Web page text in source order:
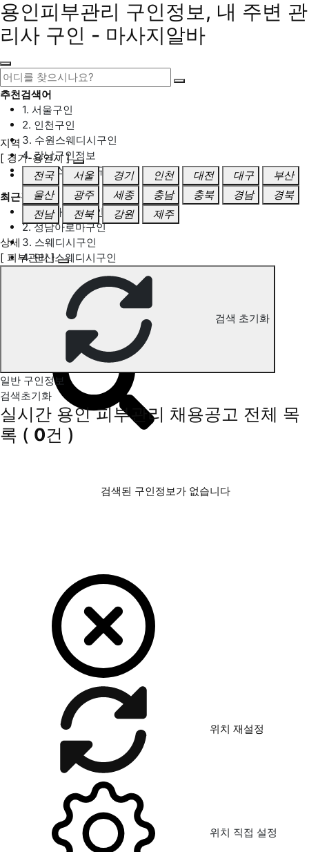
용인피부관리 구인정보, 내 주변 관
리사 구인 - 마사지알바
추천검색어
1. 서울구인
2. 인천구인
3. 수원스웨디시구인
4. 강남구인정보
5. 동탄스웨디시구인
최근검색어
1. 일산마사지구인
2. 성남아로마구인
3. 스웨디시구인
4. 안산스웨디시구인
용인 피부관리 구인정보
지역
[ 경기-용인시 ]
전국
서울 경기 인천 대전 대구
부산
울산
광주 세종 충남 충북 경남
경북
전남
전북 강원 제주
상세
[ 피부관리 ]
검색 초기화
일반 구인정보
검색초기화
실시간 용인 피부관리 채용공고 전체 목
록 ( 0건 )
검색된 구인정보가 없습니다
위치 재설정
위치 직접 설정